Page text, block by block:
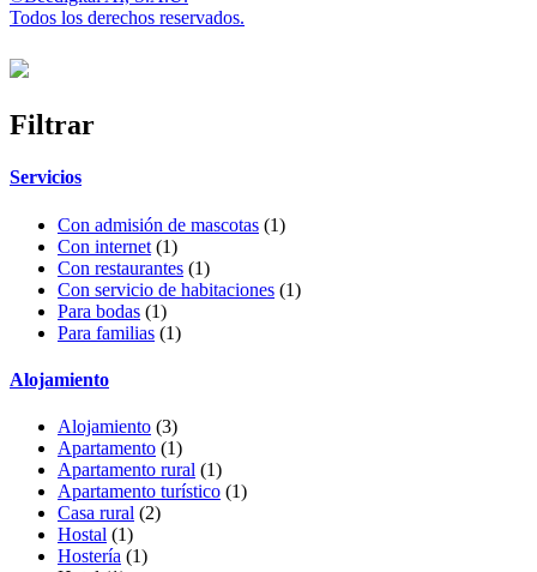
Todos los derechos reservados.
Filtrar
Servicios
Con admisión de mascotas (1)
Con internet (1)
Con restaurantes (1)
Con servicio de habitaciones (1)
Para bodas (1)
Para familias (1)
Alojamiento
Alojamiento (3)
Apartamento (1)
Apartamento rural (1)
Apartamento turístico (1)
Casa rural (2)
Hostal (1)
Hostería (1)